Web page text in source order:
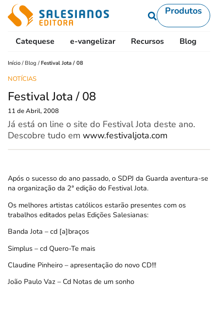
Produtos
Catequese e-vangelizar Recursos Blog
Início / Blog /Festival Jota / 08
NOTÍCIAS
Festival Jota / 08
11 de Abril, 2008
Já está on line o site do Festival Jota deste ano.
Descobre tudo em www.festivaljota.com
Após o sucesso do ano passado, o SDPJ da Guarda aventura-se
na organização da 2ª edição do Festival Jota.
Os melhores artistas católicos estarão presentes com os
trabalhos editados pelas Edições Salesianas:
Banda Jota – cd [a]braços
Simplus – cd Quero-Te mais
Claudine Pinheiro – apresentação do novo CD!!!
João Paulo Vaz – Cd Notas de um sonho